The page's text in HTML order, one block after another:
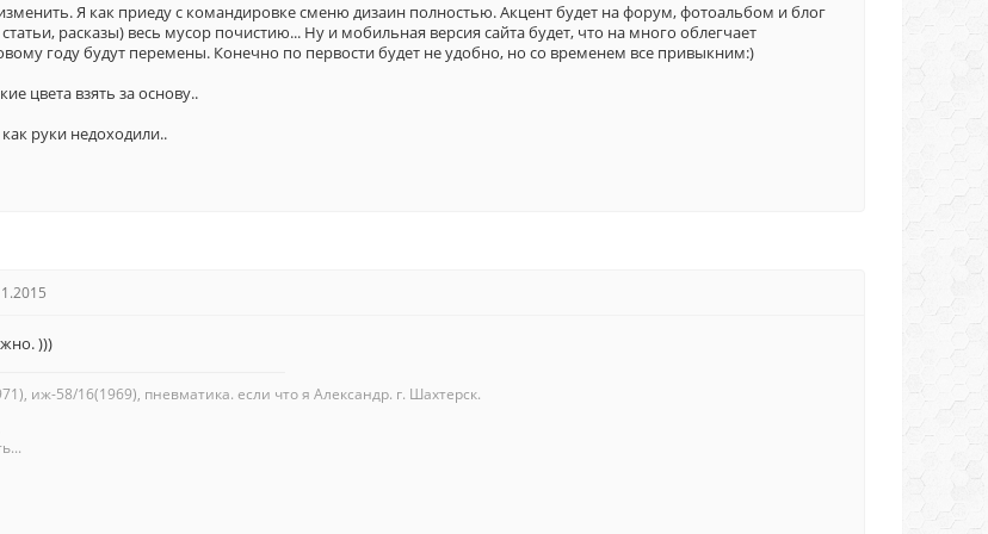
Я как приеду с командировке сменю дизаин полностью. Акцент будет на форум, фотоальбом и блог
расказы) весь мусор почистию... Ну и мобильная версия сайта будет, что на много облегчает
году будут перемены. Конечно по первости будет не удобно, но со временем все привыкним:)
цвета взять за основу..
руки недоходили..
)))
иж-58/16(1969), пневматика. если что я Александр. г. Шахтерск.